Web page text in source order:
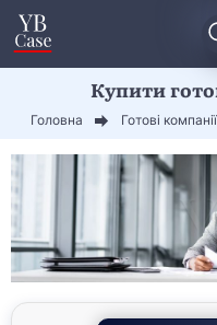
Купити
Головна Готові компанії